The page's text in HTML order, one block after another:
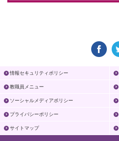
情報セキュリティポリシー
教職員メニュー
ソーシャルメディアポリシー
プライバシーポリシー
サイトマップ